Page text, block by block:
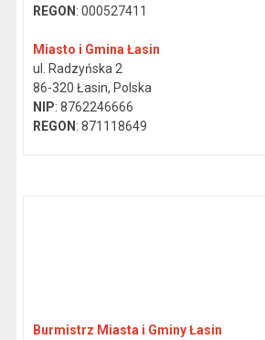
REGON : 000527411
Miasto i Gmina Łasin
ul. Radzyńska 2
86-320 Łasin, Polska
NIP: 8762246666
REGON : 871118649
Burmistrz Miasta i Gminy Łasin